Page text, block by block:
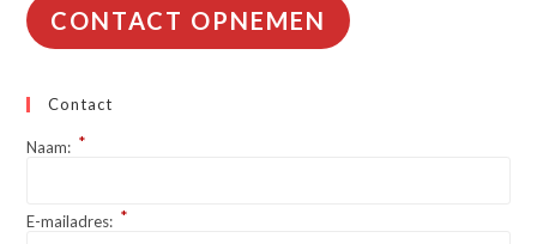
CONTACT OPNEMEN
Contact
Naam: *
E-mailadres: *